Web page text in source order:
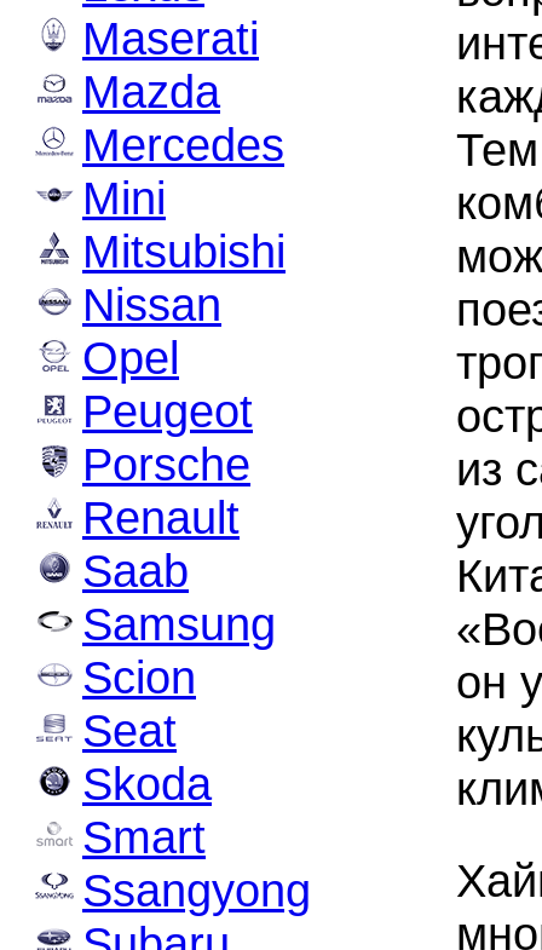
Maserati
Mazda
Mercedes
Mini
Mitsubishi
Nissan
Opel
Peugeot
Porsche
Renault
Saab
Samsung
Scion
Seat
Skoda
Smart
Ssangyong
из
он